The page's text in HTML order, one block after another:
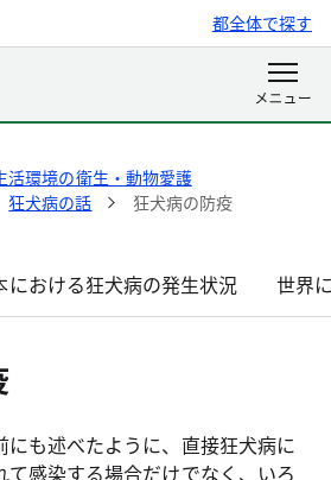
都全体で探す
活環境の衛生・動物愛護
狂犬病の話 狂犬病の防疫
における狂犬病の発生状況 世界
も述べたように、直接狂犬病に
感染する場合だけでなく、いろ